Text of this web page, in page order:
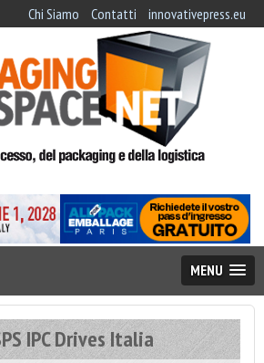
Chi Siamo Contatti innovativepress.eu
MENU
IPC Drives Italia